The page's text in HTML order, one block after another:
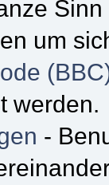
um
werden.
-